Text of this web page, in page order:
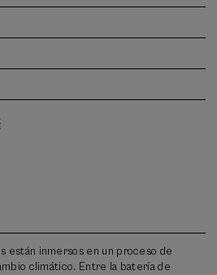
están inmersos en un proceso de
climático. Entre la batería de